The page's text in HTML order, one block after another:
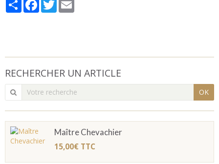
RECHERCHER UN ARTICLE
OK
Maître Chevachier
15,00€ TTC